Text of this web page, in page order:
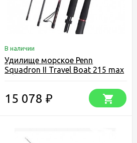
В наличии
Удилище морское Penn
Squadron II Travel Boat 215 max
15 078₽